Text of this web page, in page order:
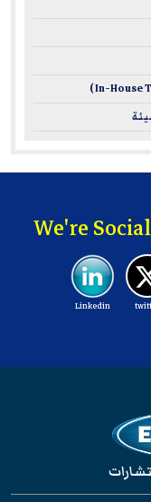
qualified experts with
memberships in
ensuring
For more
We're Social
Linkedin